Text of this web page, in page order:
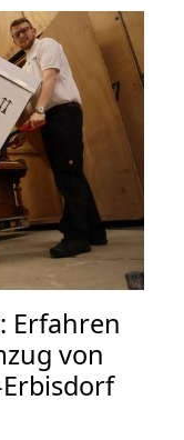
Erfahren
von